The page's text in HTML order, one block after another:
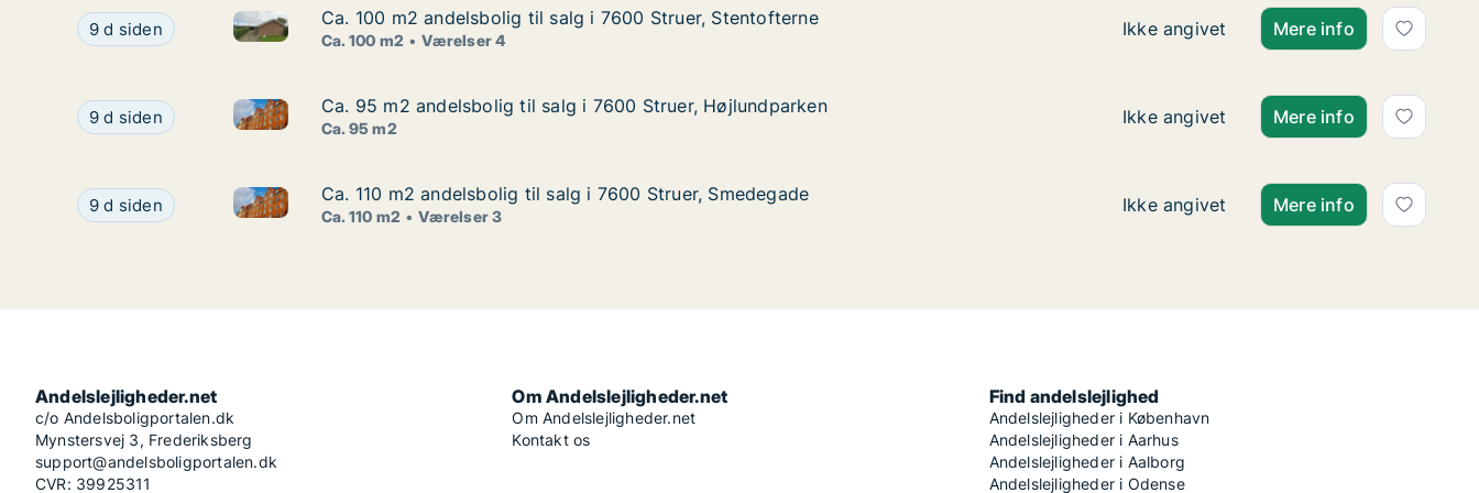
Ca. 100 m2 andelsbolig til salg i 7600 Struer, Stentofterne
9 d siden Ca. 100 m2 andelsbolig til salg i 7600 Struer, Stentofterne
Ca. 100 m2 andelsbolig til salg i 7600 Struer, Stentofterne
Ca. 100 m2 andelsbolig til salg i 7600 Struer, Stentofterne
Ca. 100 m2 Værelser 4
Ca. 100 m2 andelsbolig til salg i 7600
Ikke angivet Mere info
Ca. 95 m2 andelsbolig til salg i 7600 Struer, Højlundparken
9 d siden Ca. 95 m2 andelsbolig til salg i 7600 Struer, Højlundparken
Ca. 95 m2 andelsbolig til salg i 7600 Struer, Højlundparken
Ca. 95 m2 andelsbolig til salg i 7600 Struer, Højlundparken
Ca. 95 m2
Ca. 95 m2 andelsbolig til salg i 7600
Ikke angivet Mere info
Ca. 110 m2 andelsbolig til salg i 7600 Struer, Smedegade
9 d siden Ca. 110 m2 andelsbolig til salg i 7600 Struer, Smedegade
Ca. 110 m2 andelsbolig til salg i 7600 Struer, Smedegade
Ca. 110 m2 andelsbolig til salg i 7600 Struer, Smedegade
Ca. 110 m2 Værelser 3
Ca. 110 m2 andelsbolig til salg i 7600
Ikke angivet Mere info
Andelslejligheder.net
c/o Andelsboligportalen.dk
Mynstersvej 3, Frederiksberg
support@andelsboligportalen.dk
CVR: 39925311
Om Andelslejligheder.net
Om Andelslejligheder.net
Kontakt os
Find andelslejlighed
Andelslejligheder i København
Andelslejligheder i Aarhus
Andelslejligheder i Aalborg
Andelslejligheder i Odense